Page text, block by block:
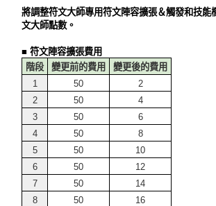
將調整符文大師專用符文陣容擴張＆觸發和技能
文大師點數。
■ 符文陣容擴張費用
階段
變更前的費用
變更後的費用
1
50
2
2
50
4
3
50
6
4
50
8
5
50
10
6
50
12
7
50
14
8
50
16